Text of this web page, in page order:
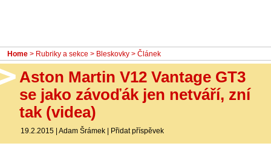
Home > Rubriky a sekce > Bleskovky > Článek
Aston Martin V12 Vantage GT3
se jako závoďák jen netváří, zní
tak (videa)
19.2.2015 | Adam Šrámek | Přidat příspěvek